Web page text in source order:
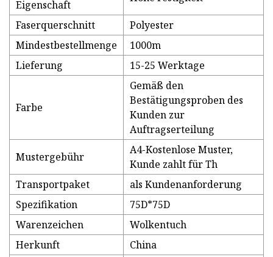
Eigenschaft
Faserquerschnitt
Polyester
Mindestbestellmenge
1000m
Lieferung
15-25 Werktage
Farbe
Gemäß den
Bestätigungsproben des
Kunden zur
Auftragserteilung
Mustergebühr
A4-Kostenlose Muster,
Kunde zahlt für Th
Transportpaket
als Kundenanforderung
Spezifikation
75D*75D
Warenzeichen
Wolkentuch
Herkunft
China